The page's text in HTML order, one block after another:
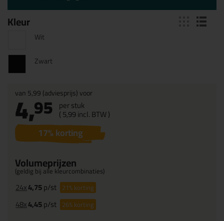
Kleur
Wit
Zwart
van5,99(adviesprijs) voor
4,95 per stuk
(5,99incl. BTW )
17% korting
Volumeprijzen
(geldig bij alle kleurcombinaties)
24x4,75p/st 21%korting
48x4,45p/st 26%korting